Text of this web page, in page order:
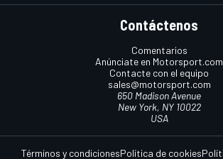
Contáctenos
Comentarios
Anúnciate en Motorsport.com
Contacte con el equipo
sales@motorsport.com
650 Madison Avenue
New York, NY 10022
USA
Términos y condicionesPolítica de cookies